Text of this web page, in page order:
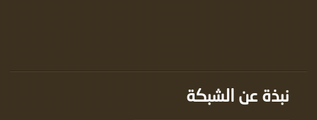
نبذة عن الشبكة